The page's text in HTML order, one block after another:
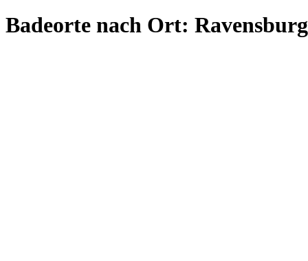
Badeorte nach Ort: Ravensburg